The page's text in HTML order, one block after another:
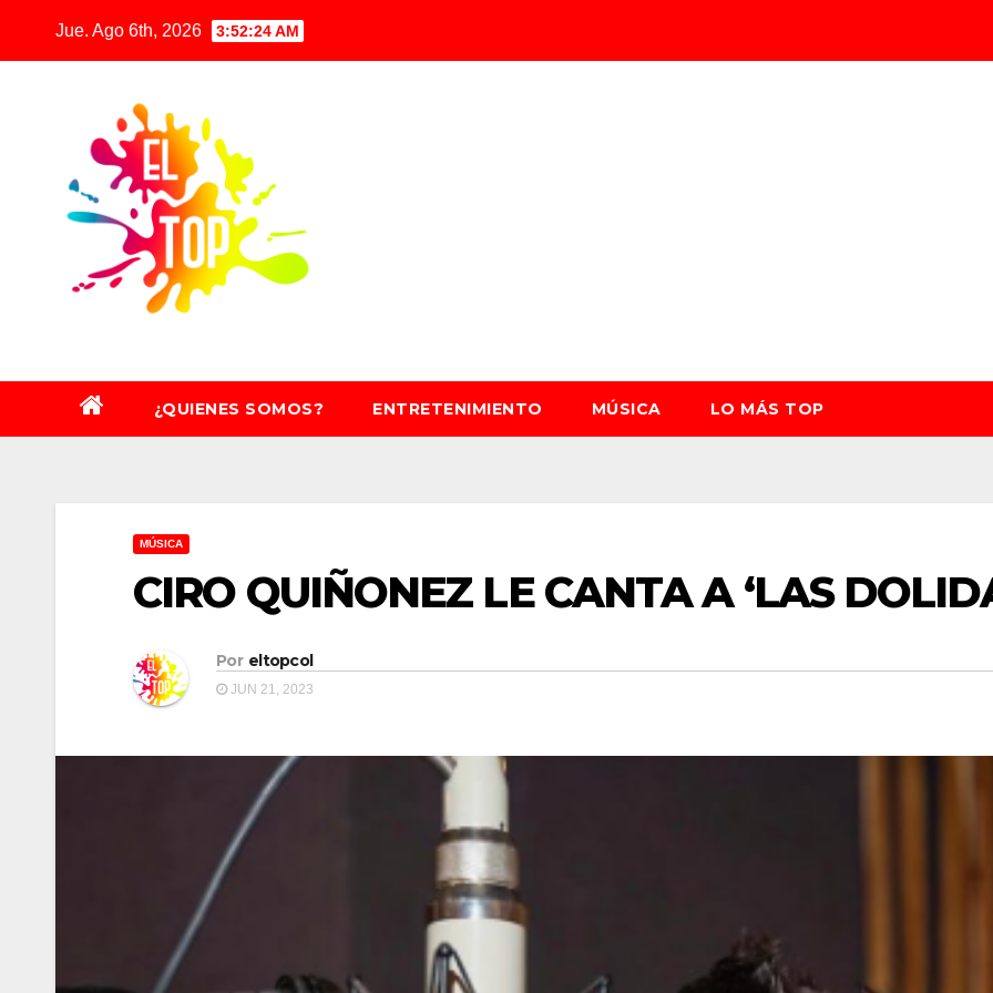
Jue. Ago 6th, 2026 3:52:26 AM
¿QUIENES SOMOS? ENTRETENIMIENTO MÚSICA LO MÁS TOP
MÚSICA
CIRO QUIÑONEZ LE CANTA A ‘LAS
Por eltopcol
JUN 21, 2023